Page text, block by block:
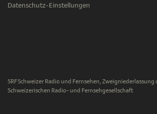
Datenschutz-Einstellungen
SRF Schweizer Radio und Fernsehen, Zweigniederlassung
Schweizerischen Radio- und Fernsehgesellschaft